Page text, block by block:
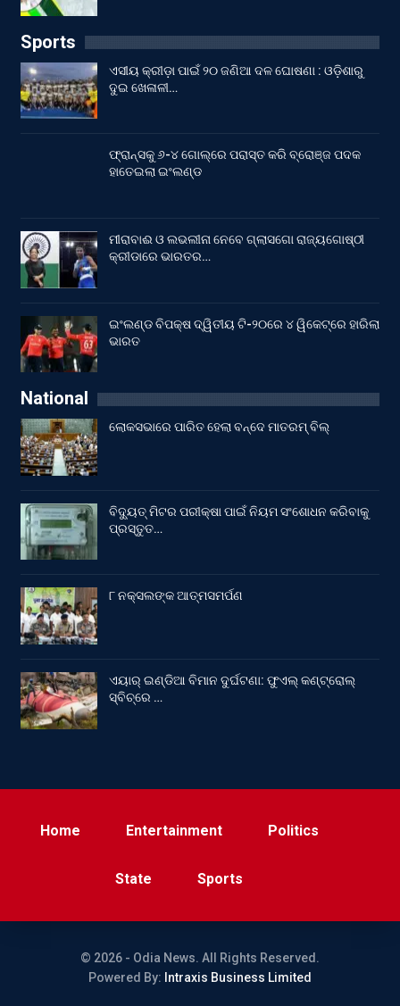
Sports
ଏସୀୟ କ୍ରୀଡ଼ା ପାଇଁ ୨୦ ଜଣିଆ ଦଳ ଘୋଷଣା : ଓଡ଼ିଶାରୁ
ଦୁଇ ଖେଳାଳୀ…
ଫ୍ରାନ୍ସକୁ ୬-୪ ଗୋଲ୍‌ରେ ପରାସ୍ତ କରି ବ୍ରୋଞ୍ଜ ପଦକ
ହାତେଇଲା ଇଂଲଣ୍ଡ
ମୀରାବାଈ ଓ ଲଭଲୀନା ନେବେ ଗ୍ଲାସଗୋ ରାଜ୍ୟଗୋଷ୍ଠୀ
କ୍ରୀଡାରେ ଭାରତର…
ଇଂଲଣ୍ଡ ବିପକ୍ଷ ଦ୍ୱିତୀୟ ଟି-୨୦ରେ ୪ ୱିକେଟ୍‌ରେ ହାରିଲା
ଭାରତ
National
ଲୋକସଭାରେ ପାରିତ ହେଲା ବନ୍ଦେ ମାତରମ୍‌ ବିଲ୍‌
ବିଦ୍ୟୁତ୍ ମିଟର ପରୀକ୍ଷା ପାଇଁ ନିୟମ ସଂଶୋଧନ କରିବାକୁ
ପ୍ରସ୍ତୁତ…
୮ ନକ୍ସଲଙ୍କ ଆତ୍ମସମର୍ପଣ
ଏୟାର୍ ଇଣ୍ଡିଆ ବିମାନ ଦୁର୍ଘଟଣା: ଫୁଏଲ୍‌ କଣ୍ଟ୍ରୋଲ୍‌
ସ୍ବିଚ୍‌ରେ …
Home Entertainment Politics
State Sports
© 2026 - Odia News. All Rights Reserved.
Powered By: Intraxis Business Limited